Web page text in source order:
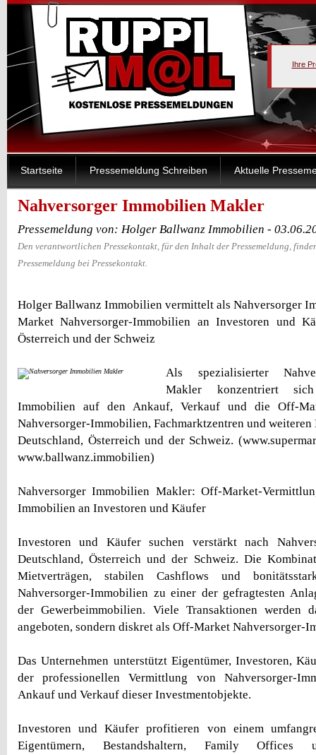
Ihre
Startseite Pressemeldung Schreiben Aktuelle
Nahversorger Immobilien Makler
Pressemeldung von: Holger Ballwanz Immobilien -
Den verantwortlichen Pressekontakt, für den Inhalt der Pressemeldung,
Pressemeldung bei Pressekontakt.
Holger Ballwanz Immobilien vermittelt als Nahversorger
Market Nahversorger-Immobilien an Investoren und
Österreich und der Schweiz
Als spezialisierter
Makler konzentriert
Immobilien auf den Ankauf, Verkauf und die Off-
Nahversorger-Immobilien, Fachmarktzentren und
Deutschland, Österreich und der Schweiz.
www.ballwanz.immobilien)
Nahversorger Immobilien Makler: Off-Market-
Immobilien an Investoren und Käufer
Investoren und Käufer suchen verstärkt nach
Deutschland, Österreich und der Schweiz. Die
Mietverträgen, stabilen Cashflows und
Nahversorger-Immobilien zu einer der gefragtesten
der Gewerbeimmobilien. Viele Transaktionen werden
angeboten, sondern diskret als Off-Market Nahversorger-
Das Unternehmen unterstützt Eigentümer, Investoren,
der professionellen Vermittlung von Nahversorger-
Ankauf und Verkauf dieser Investmentobjekte.
Investoren und Käufer profitieren von einem
Eigentümern, Bestandshaltern, Family Offices